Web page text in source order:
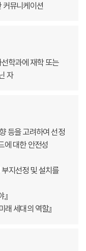
커뮤니케이션
학과에 재학 또는
자
등을 고려하여 선정
에 대한 안전성
지선정 및 설치를
세대의 역할』